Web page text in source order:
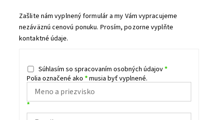
Zašlite nám vyplnený formulár a my Vám vypracujeme
nezáväznú cenovú ponuku. Prosím, pozorne vyplňte
kontaktné údaje.
Súhlasím so spracovaním osobných údajov*
Polia označené ako *musia byť vyplnené.
*